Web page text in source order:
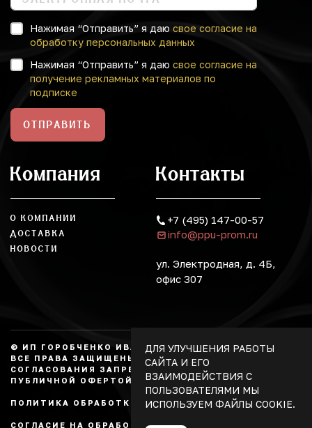
Нажимая “Отправить” я даю свое согласие на
обработку персональных данных
Нажимая “Отправить” я даю свое согласие на
получение рекламных материалов по
подписке
ОТПРАВИТЬ
Компания
О КОМПАНИИ
ДОСТАВКА
НОВОСТИ
Контакты
+7 (495) 147-00-57
info@ppu-prom.ru
ул. Электродная, д. 4Б,
офис 307
© ИП ГОРОБЧЕНКО ИВАН АЛЕКСАНДРОВИЧ, 2026.
ВСЕ ПРАВА ЗАЩИЩЕНЫ, КОПИРОВАНИЕ БЕЗ
СОГЛАСОВАНИЯ ЗАПРЕЩЕНО. НЕ ЯВЛЯЕТСЯ
ПУБЛИЧНОЙ ОФЕРТОЙ.
ПОЛИТИКА ОБРАБОТКИ ПЕРСОНАЛЬНЫХ ДАННЫХ
СОГЛАСИЕ НА ОБРАБОТКУ ПЕРСОНАЛЬНЫХ ДАННЫХ
ДЛЯ УЛУЧШЕНИЯ РАБОТЫ
САЙТА И ЕГО
ВЗАИМОДЕЙСТВИЯ С
ПОЛЬЗОВАТЕЛЯМИ МЫ
ИСПОЛЬЗУЕМ ФАЙЛЫ COOKIE.